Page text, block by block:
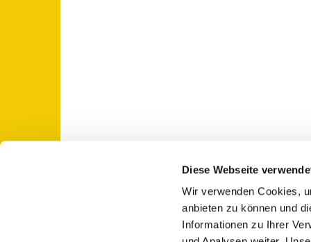
Diese Webseite
Wir verwenden Cookies,
anbieten zu können und
Informationen zu Ihrer
St. Otto: Katholische Kirche